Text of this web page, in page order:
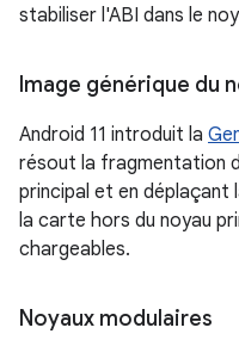
stabiliser l'ABI dans le
Image générique du
Android 11 introduit la
résout la fragmentation
principal et en déplaçant
la carte hors du noyau
chargeables.
Noyaux modulaires